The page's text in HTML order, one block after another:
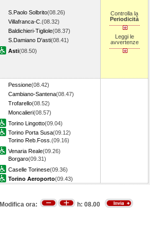
S.Paolo Solbrito(08.26)
Villafranca-C. (08.32)
Baldichieri-Tigliole(08.37)
S.Damiano D'asti(08.41)
Asti(08.50)
Controlla la
Periodicità
Leggi le
avvertenze
Pessione(08.42)
Cambiano-Santena(08.47)
Trofarello(08.52)
Moncalieri(08.57)
Torino Lingotto(09.04)
Torino Porta Susa(09.12)
Torino Reb.Foss. (09.16)
Venaria Reale(09.26)
Borgaro(09.31)
Caselle Torinese(09.36)
Torino Aeroporto(09.43)
Modifica ora: h: 08.00